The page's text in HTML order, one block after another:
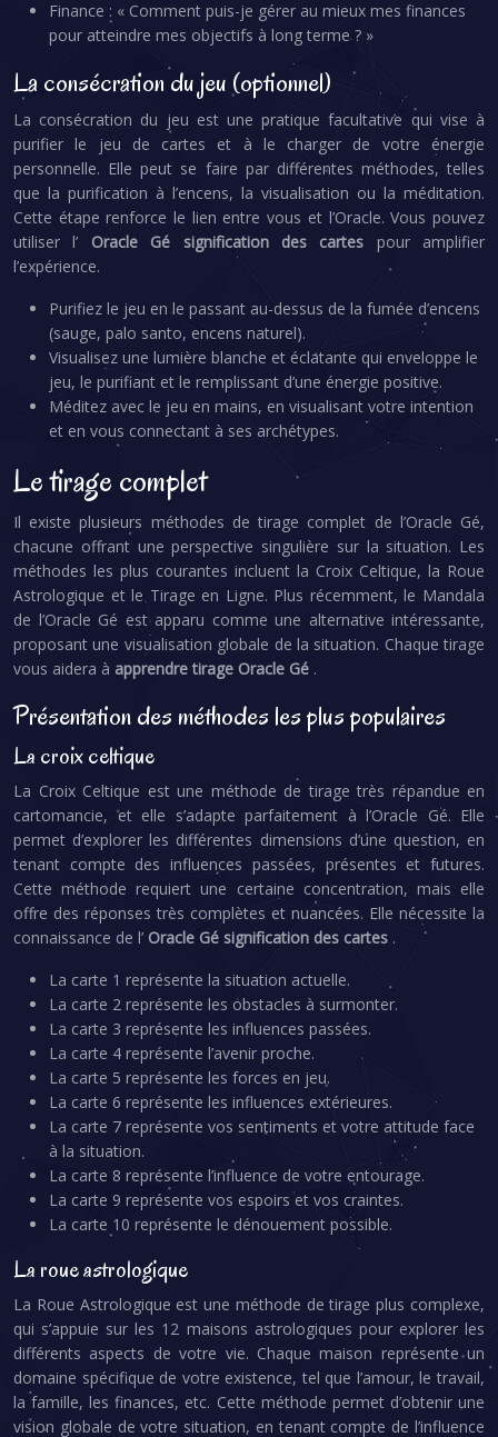
Finance : « Comment puis-je gérer au mieux mes finances
pour atteindre mes objectifs à long terme ? »
La consécration du jeu (optionnel)
La consécration du jeu est une pratique facultative qui vise à
purifier le jeu de cartes et à le charger de votre énergie
personnelle. Elle peut se faire par différentes méthodes, telles
que la purification à l’encens, la visualisation ou la méditation.
Cette étape renforce le lien entre vous et l’Oracle. Vous pouvez
utiliser l’ Oracle Gé signification des cartes pour amplifier
l’expérience.
Purifiez le jeu en le passant au-dessus de la fumée d’encens
(sauge, palo santo, encens naturel).
Visualisez une lumière blanche et éclatante qui enveloppe le
jeu, le purifiant et le remplissant d’une énergie positive.
Méditez avec le jeu en mains, en visualisant votre intention
et en vous connectant à ses archétypes.
Le tirage complet
Il existe plusieurs méthodes de tirage complet de l’Oracle Gé,
chacune offrant une perspective singulière sur la situation. Les
méthodes les plus courantes incluent la Croix Celtique, la Roue
Astrologique et le Tirage en Ligne. Plus récemment, le Mandala
de l’Oracle Gé est apparu comme une alternative intéressante,
proposant une visualisation globale de la situation. Chaque tirage
vous aidera à apprendre tirage Oracle Gé .
Présentation des méthodes les plus populaires
La croix celtique
La Croix Celtique est une méthode de tirage très répandue en
cartomancie, et elle s’adapte parfaitement à l’Oracle Gé. Elle
permet d’explorer les différentes dimensions d’une question, en
tenant compte des influences passées, présentes et futures.
Cette méthode requiert une certaine concentration, mais elle
offre des réponses très complètes et nuancées. Elle nécessite la
connaissance de l’ Oracle Gé signification des cartes .
La carte 1 représente la situation actuelle.
La carte 2 représente les obstacles à surmonter.
La carte 3 représente les influences passées.
La carte 4 représente l’avenir proche.
La carte 5 représente les forces en jeu.
La carte 6 représente les influences extérieures.
La carte 7 représente vos sentiments et votre attitude face
à la situation.
La carte 8 représente l’influence de votre entourage.
La carte 9 représente vos espoirs et vos craintes.
La carte 10 représente le dénouement possible.
La roue astrologique
La Roue Astrologique est une méthode de tirage plus complexe,
qui s’appuie sur les 12 maisons astrologiques pour explorer les
différents aspects de votre vie. Chaque maison représente un
domaine spécifique de votre existence, tel que l’amour, le travail,
la famille, les finances, etc. Cette méthode permet d’obtenir une
vision globale de votre situation, en tenant compte de l’influence